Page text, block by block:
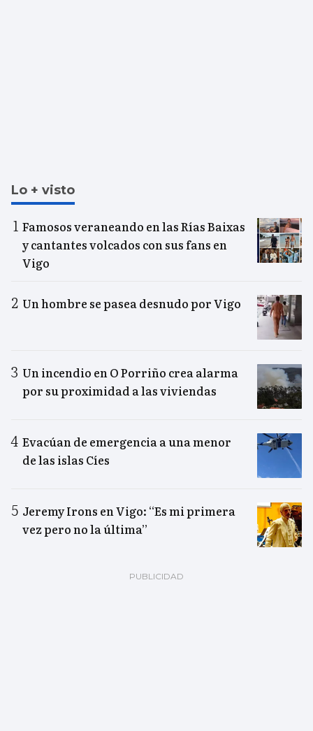
Lo + visto
Famosos veraneando en las Rías Baixas
y cantantes volcados con sus fans en
Vigo
Un hombre se pasea desnudo por Vigo
Un incendio en O Porriño crea alarma
por su proximidad a las viviendas
Evacúan de emergencia a una menor
de las islas Cíes
Jeremy Irons en Vigo: “Es mi primera
vez pero no la última”